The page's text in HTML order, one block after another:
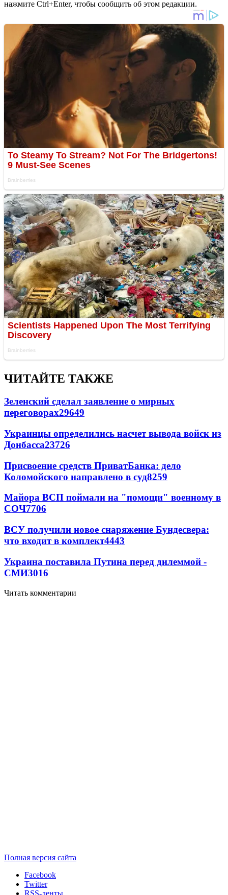
нажмите Ctrl+Enter, чтобы сообщить об этом редакции.
ЧИТАЙТЕ ТАКЖЕ
Зеленский сделал заявление о мирных
переговорах29649
Украинцы определились насчет вывода войск из
Донбасса23726
Присвоение средств ПриватБанка: дело
Коломойского направлено в суд8259
Майора ВСП поймали на "помощи" военному в
СОЧ7706
ВСУ получили новое снаряжение Бундесвера:
что входит в комплект4443
Украина поставила Путина перед дилеммой -
СМИ3016
Читать комментарии
Полная версия сайта
Facebook
Twitter
RSS-ленты